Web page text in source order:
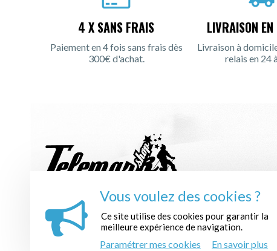
4 X SANS FRAIS
Paiement en 4 fois sans frais dès
300€ d'achat.
LIVRAISON
Livraison à
relais en 24
INSCRIPTION À LA NEWSLETTER :
Vous voulez des cookies ?
Ce site utilise des cookies pour garantir la
meilleure expérience de navigation.
Paramétrer mes cookies En savoir plus